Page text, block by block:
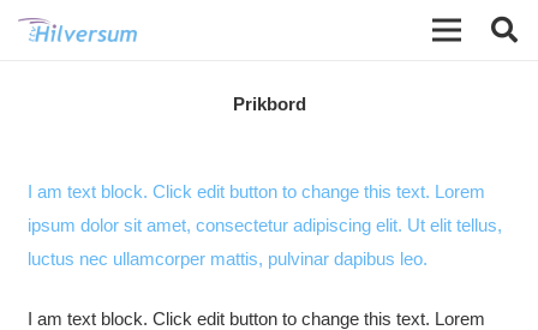
Prikbord
I am text block. Click edit button to change this text. Lorem
ipsum dolor sit amet, consectetur adipiscing elit. Ut elit tellus,
luctus nec ullamcorper mattis, pulvinar dapibus leo.
I am text block. Click edit button to change this text. Lorem